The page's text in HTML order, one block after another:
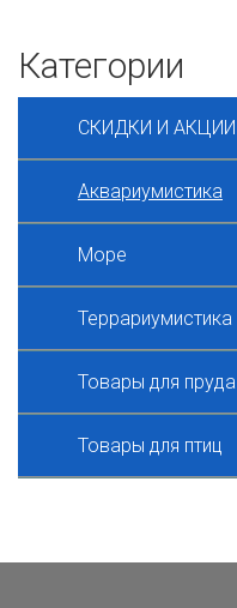
Категории
СКИДКИ И АКЦИИ
Аквариумистика
Море
Террариумистика
Товары для пруда
Товары для птиц